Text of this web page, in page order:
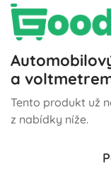
a
Tento produkt už
z nabídky níže.